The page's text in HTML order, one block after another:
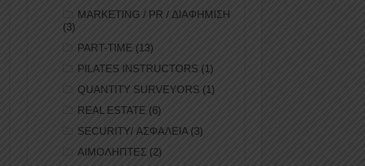
MARKETING / PR / ΔΙΑΦΗΜΙΣΗ
(3)
PART-TIME (13)
PILATES INSTRUCTORS (1)
QUANTITY SURVEYORS (1)
REAL ESTATE (6)
SECURITY/ ΑΣΦΑΛΕΙΑ(3)
ΑΙΜΟΛΗΠΤΕΣ (2)